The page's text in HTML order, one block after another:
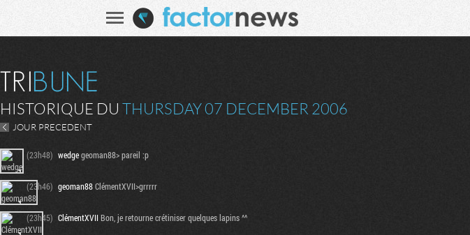
HISTORIQUE DU THURSDAY 07 DECEMBER 2006
JOUR PRECEDENT
(23h48) wedgegeoman88> pareil :p
(23h46) geoman88ClémentXVII>grrrrr
(23h45) ClémentXVIIBon, je retourne crétiniser quelques lapins ^^